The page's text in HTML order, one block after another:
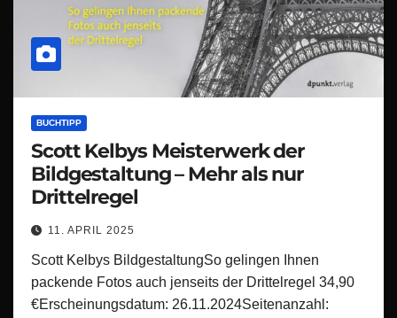
BUCHTIPP
Scott Kelbys Meisterwerk der
Bildgestaltung – Mehr als nur
Drittelregel
11. APRIL 2025
Scott Kelbys BildgestaltungSo gelingen Ihnen
packende Fotos auch jenseits der Drittelregel 34,90
€Erscheinungsdatum: 26.11.2024Seitenanzahl: